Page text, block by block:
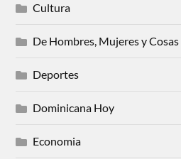
Cultura
De Hombres, Mujeres y Cosas
Deportes
Dominicana Hoy
Economia